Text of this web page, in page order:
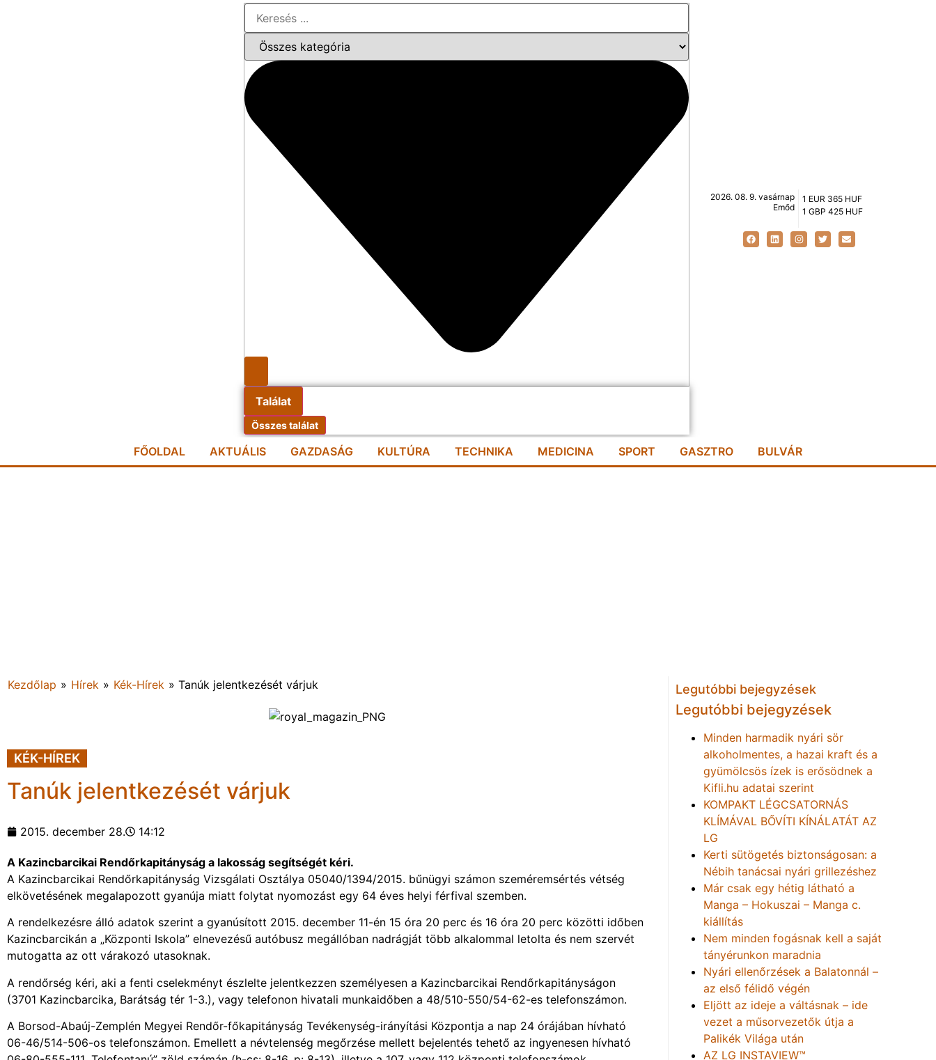
Találat
Összes találat
2026. 08. 9. vasárnap
Emőd
1 EUR 365 HUF
1 GBP 425 HUF
FŐOLDAL AKTUÁLIS GAZDASÁG KULTÚRA TECHNIKA MEDICINA SPORT GASZTRO BULVÁR
Kezdőlap » Hírek » Kék-Hírek » Tanúk jelentkezését várjuk
KÉK-HÍREK
Tanúk jelentkezését várjuk
2015. december 28. 14:12
A Kazincbarcikai Rendőrkapitányság a lakosság segítségét kéri.
A Kazincbarcikai Rendőrkapitányság Vizsgálati Osztálya 05040/1394/2015. bűnügyi számon szeméremsértés vétség
elkövetésének megalapozott gyanúja miatt folytat nyomozást egy 64 éves helyi férfival szemben.
A rendelkezésre álló adatok szerint a gyanúsított 2015. december 11-én 15 óra 20 perc és 16 óra 20 perc közötti időben
Kazincbarcikán a „Központi Iskola” elnevezésű autóbusz megállóban nadrágját több alkalommal letolta és nem szervét
mutogatta az ott várakozó utasoknak.
A rendőrség kéri, aki a fenti cselekményt észlelte jelentkezzen személyesen a Kazincbarcikai Rendőrkapitányságon
(3701 Kazincbarcika, Barátság tér 1-3.), vagy telefonon hivatali munkaidőben a 48/510-550/54-62-es telefonszámon.
A Borsod-Abaúj-Zemplén Megyei Rendőr-főkapitányság Tevékenység-irányítási Központja a nap 24 órájában hívható
06-46/514-506-os telefonszámon. Emellett a névtelenség megőrzése mellett bejelentés tehető az ingyenesen hívható
Legutóbbi bejegyzések
Legutóbbi bejegyzések
Minden harmadik nyári sör
alkoholmentes, a hazai kraft és a
gyümölcsös ízek is erősödnek a
Kifli.hu adatai szerint
KOMPAKT LÉGCSATORNÁS
KLÍMÁVAL BŐVÍTI KÍNÁLATÁT AZ
LG
Kerti sütögetés biztonságosan: a
Nébih tanácsai nyári grillezéshez
Már csak egy hétig látható a
Manga – Hokuszai – Manga c.
kiállítás
Nem minden fogásnak kell a saját
tányérunkon maradnia
Nyári ellenőrzések a Balatonnál –
az első félidő végén
Eljött az ideje a váltásnak – ide
vezet a műsorvezetők útja a
Palikék Világa után
AZ LG INSTAVIEW™